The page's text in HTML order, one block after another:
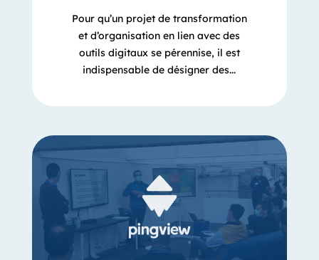
Pour qu’un projet de transformation
et d’organisation en lien avec des
outils digitaux se pérennise, il est
indispensable de désigner des...